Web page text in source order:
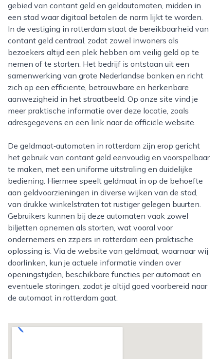
gebied van contant geld en geldautomaten, midden in
een stad waar digitaal betalen de norm lijkt te worden.
In de vestiging in rotterdam staat de bereikbaarheid van
contant geld centraal, zodat zowel inwoners als
bezoekers altijd een plek hebben om veilig geld op te
nemen of te storten. Het bedrijf is ontstaan uit een
samenwerking van grote Nederlandse banken en richt
zich op een efficiënte, betrouwbare en herkenbare
aanwezigheid in het straatbeeld. Op onze site vind je
meer praktische informatie over deze locatie, zoals
adresgegevens en een link naar de officiële website.
De geldmaat‑automaten in rotterdam zijn erop gericht
het gebruik van contant geld eenvoudig en voorspelbaar
te maken, met een uniforme uitstraling en duidelijke
bediening. Hiermee speelt geldmaat in op de behoefte
aan geldvoorzieningen in diverse wijken van de stad,
van drukke winkelstraten tot rustiger gelegen buurten.
Gebruikers kunnen bij deze automaten vaak zowel
biljetten opnemen als storten, wat vooral voor
ondernemers en zzp’ers in rotterdam een praktische
oplossing is. Via de website van geldmaat, waarnaar wij
doorlinken, kun je actuele informatie vinden over
openingstijden, beschikbare functies per automaat en
eventuele storingen, zodat je altijd goed voorbereid naar
de automaat in rotterdam gaat.